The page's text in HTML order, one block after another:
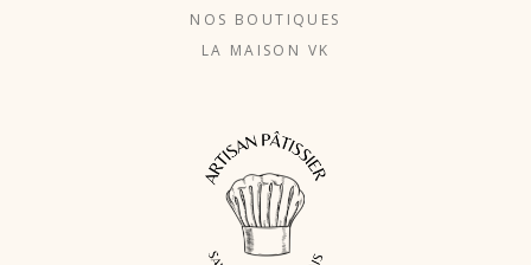
NOS BOUTIQUES
LA MAISON VK